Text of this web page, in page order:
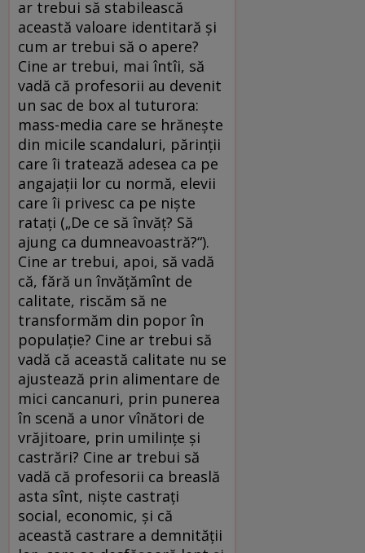
ar trebui să stabilească
această valoare identitară şi
cum ar trebui să o apere?
Cine ar trebui, mai întîi, să
vadă că profesorii au devenit
un sac de box al tuturora:
mass-media care se hrăneşte
din micile scandaluri, părinţii
care îi tratează adesea ca pe
angajaţii lor cu normă, elevii
care îi privesc ca pe nişte
rataţi („De ce să învăţ? Să
ajung ca dumneavoastră?“).
Cine ar trebui, apoi, să vadă
că, fără un învăţămînt de
calitate, riscăm să ne
transformăm din popor în
populaţie? Cine ar trebui să
vadă că această calitate nu se
ajustează prin alimentare de
mici cancanuri, prin punerea
în scenă a unor vînători de
vrăjitoare, prin umilinţe şi
castrări? Cine ar trebui să
vadă că profesorii ca breaslă
asta sînt, nişte castraţi
social, economic, şi că
această castrare a demnităţii